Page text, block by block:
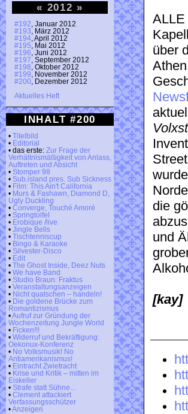
« 2012 »
#192 , Januar 2012
#193 , März 2012
#194 , April 2012
#195 , Mai 2012
#196 , Juni 2012
#197 , September 2012
#198 , Oktober 2012
#199 , November 2012
#200 , Dezember 2012
Aktuelles Heft
INHALT #200
• Titelbild
• Editorial
• das erste: Zur Frage der
Verhältnismäßigkeit von Anlass,
Auftreten und Absicht
• Stomper 98
• Sub.island pres. Sub Sickness
• Film: This Ain't California
• Murs & Fashawn, Diamond D,
Ugly Duckling
• Converge, Touché Amoré
• Springtoifel
• Erobique /live
• Jingle Bells
• Tischtenniscup
• Bingo & Karaoke
• Silvester-Disco
• Edit
• The Ghost Inside, Deez Nuts
• We have Band
• Studio Braun: Fraktus
• Veranstaltungsanzeigen
• Nicht quatschen – handeln!
• Die goldene Brücke zum
Romantizismus
•Aufruf zur Gründung der
Wochenzeitung Jungle World
• Ficken!!!
• Widerruf und Bekräftigung:
Oekonux-Konferenz
• No Volksmusik! No
Antiamerikanismus!
• Eintracht Zwietracht
• Krise und Kritik – mitten im
Eiskeller
• Strafe statt Sühne...
• Clement attackiert
Verfassungsschützer
•Anzeigen
ALLE
über
die
und
[kay]